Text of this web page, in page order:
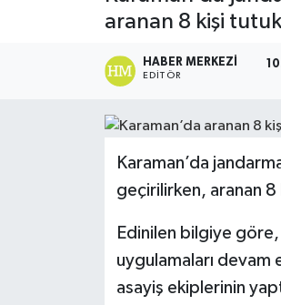
aranan 8 kişi
HABER MERKEZI
EDITÖR
Karaman’da
geçirilirken, aranan 8
Edinilen bilgiye göre,
uygulamaları devam
asayiş ekiplerinin